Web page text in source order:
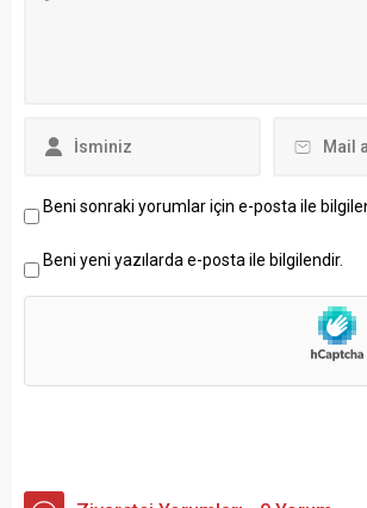
Beni sonraki yorumlar için e-posta ile
Beni yeni yazılarda e-posta ile bilgilendir.